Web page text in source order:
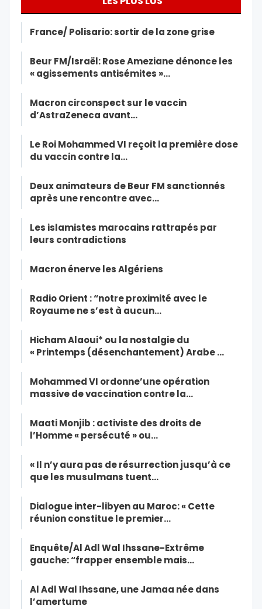
France/ Polisario: sortir de la zone grise
Beur FM/Israël: Rose Ameziane dénonce les
« agissements antisémites »…
Macron circonspect sur le vaccin
d’AstraZeneca avant…
Le Roi Mohammed VI reçoit la première dose
du vaccin contre la…
Deux animateurs de Beur FM sanctionnés
après une rencontre avec…
Les islamistes marocains rattrapés par
leurs contradictions
Macron énerve les Algériens
Radio Orient : “notre proximité avec le
Royaume ne s’est à aucun…
Hicham Alaoui* ou la nostalgie du
« Printemps (désenchantement) Arabe …
Mohammed VI ordonne’une opération
massive de vaccination contre la…
Maati Monjib : activiste des droits de
l’Homme « persécuté » ou…
« Il n’y aura pas de résurrection jusqu’à ce
que les musulmans tuent…
Dialogue inter-libyen au Maroc: « Cette
réunion constitue le premier…
Enquête/Al Adl Wal Ihssane-Extrême
gauche: “frapper ensemble mais…
Al Adl Wal Ihssane, une Jamaa née dans
l’amertume